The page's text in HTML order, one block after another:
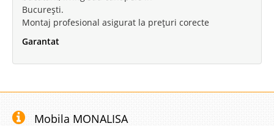
Pret Redus
ULTIMA BUCATA | EXPUS
-42%
București.
Montaj profesional asigurat la prețuri corecte
Garantat
Mobila MONALISA